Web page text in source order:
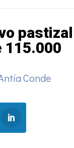
pastizal
115.000
Conde